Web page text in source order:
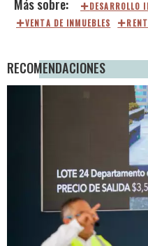
DESARROLLO
VENTA DE INMUEBLES
RECOMENDACIONES